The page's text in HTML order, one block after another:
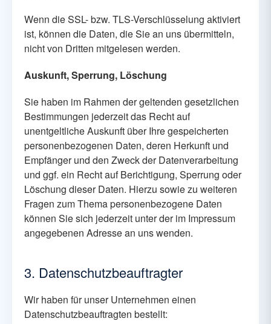
Wenn die SSL- bzw. TLS-Verschlüsselung aktiviert
ist, können die Daten, die Sie an uns übermitteln,
nicht von Dritten mitgelesen werden.
Auskunft, Sperrung, Löschung
Sie haben im Rahmen der geltenden gesetzlichen
Bestimmungen jederzeit das Recht auf
unentgeltliche Auskunft über Ihre gespeicherten
personenbezogenen Daten, deren Herkunft und
Empfänger und den Zweck der Datenverarbeitung
und ggf. ein Recht auf Berichtigung, Sperrung oder
Löschung dieser Daten. Hierzu sowie zu weiteren
Fragen zum Thema personenbezogene Daten
können Sie sich jederzeit unter der im Impressum
angegebenen Adresse an uns wenden.
3. Datenschutzbeauftragter
Wir haben für unser Unternehmen einen
Datenschutzbeauftragten bestellt: